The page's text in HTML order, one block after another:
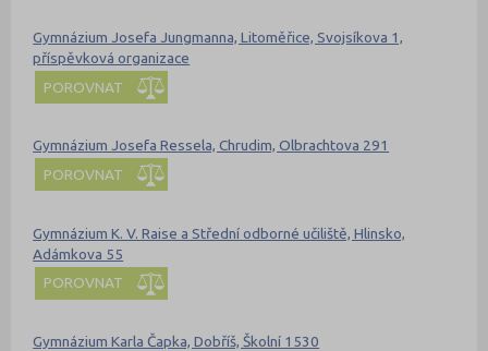
Gymnázium Josefa Jungmanna, Litoměřice, Svojsíkova 1,
příspěvková organizace
POROVNAT
Gymnázium Josefa Ressela, Chrudim, Olbrachtova 291
POROVNAT
Gymnázium K. V. Raise a Střední odborné učiliště, Hlinsko,
Adámkova 55
POROVNAT
Gymnázium Karla Čapka, Dobříš, Školní 1530